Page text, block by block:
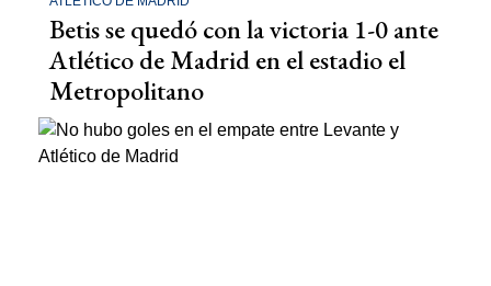
Betis se quedó con la victoria 1-0 ante
Atlético de Madrid en el estadio el
Metropolitano